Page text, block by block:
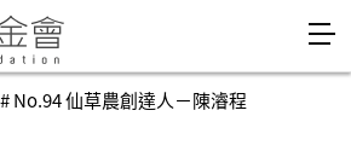
to Navigation
to Main content
# No.94 仙草農創達人－陳濬程